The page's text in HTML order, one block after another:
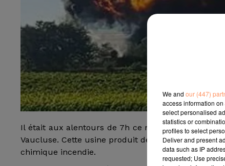
Il était aux alentours de 7h ce matin, lorqu'un
Vaucluse. Cette usine produit de la résine. De
chimique incendie.
We and our (447)
access information
select personalised
statistics or
profiles to select
Deliver and present
data such as IP
requested; Use